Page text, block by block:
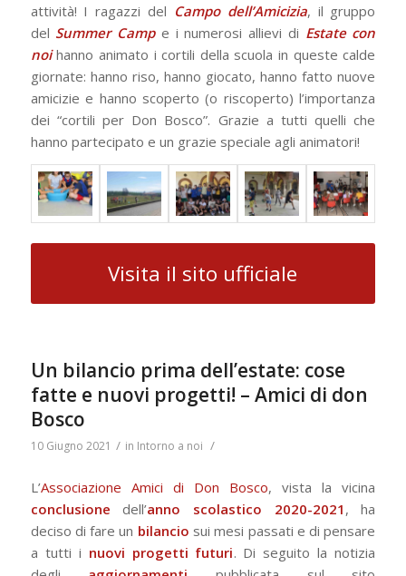
attività! I ragazzi del Campo dell’Amicizia, il gruppo
del Summer Campe i numerosi allievi di Estate con
noihanno animato i cortili della scuola in queste calde
giornate: hanno riso, hanno giocato, hanno fatto nuove
amicizie e hanno scoperto (o riscoperto) l’importanza
dei “cortili per Don Bosco”. Grazie a tutti quelli che
hanno partecipato e un grazie speciale agli animatori!
Visita il sito ufficiale
Un bilancio prima dell’estate: cose
fatte e nuovi progetti! – Amici di don
Bosco
10 Giugno 2021 / in Intorno a noi /
L’Associazione Amici di Don Bosco, vista la vicina
conclusione dell’anno scolastico 2020-2021 , ha
deciso di fare un bilancio sui mesi passati e di pensare
a tutti i nuovi progetti futuri. Di seguito la notizia